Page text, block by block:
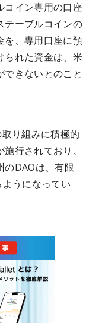
コイン専用の口座
テーブルコインの
を、専用口座に預
られた資金は、米
できないとのこと
り組みに積極的
行されており、
のDAOは、有限
うになってい